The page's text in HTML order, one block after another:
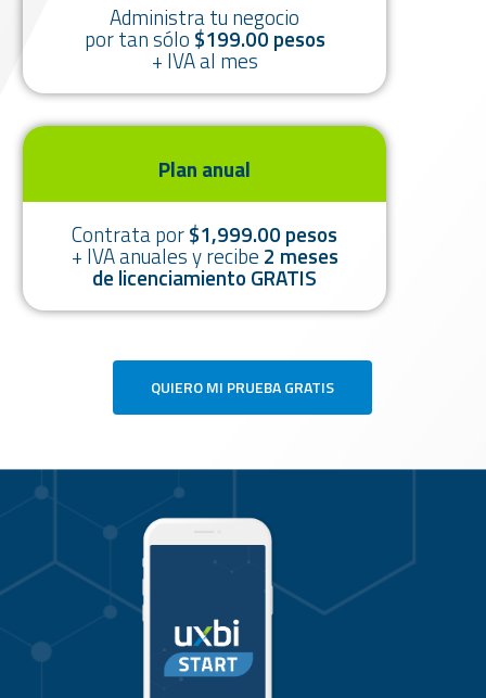
Administra tu negocio
por tan sólo $199.00 pesos
+ IVA al mes
Plan anual
Contrata por$1,999.00 pesos
+ IVA anuales y recibe 2 meses
de licenciamiento GRATIS
QUIERO MI PRUEBA GRATIS